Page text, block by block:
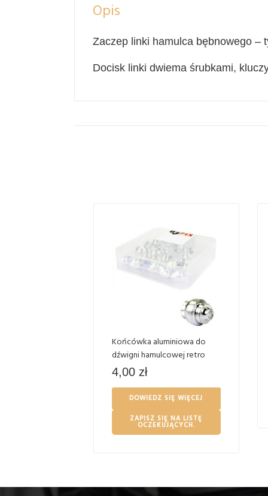
Opis
Zaczep linki hamulca bębnowego –
Docisk linki dwiema śrubkami,
Końcówka aluminiowa do
dźwigni hamulcowej retro
4,00 zł
DOWIEDZ SIĘ WIĘCEJ
ZAPISZ SIĘ NA LISTĘ
OCZEKUJĄCYCH.